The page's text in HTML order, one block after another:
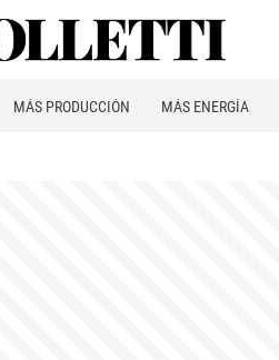
MÁS PRODUCCIÓN MÁS ENERGÍA